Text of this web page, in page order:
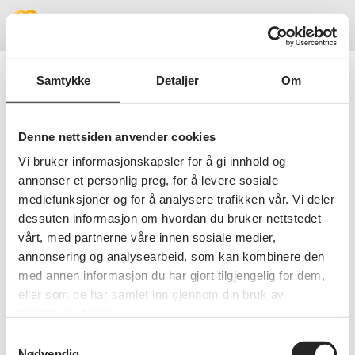
Samtykke Detaljer Om
Denne nettsiden anvender cookies
Vi bruker informasjonskapsler for å gi innhold og
annonser et personlig preg, for å levere sosiale
mediefunksjoner og for å analysere trafikken vår. Vi deler
dessuten informasjon om hvordan du bruker nettstedet
vårt, med partnerne våre innen sosiale medier,
annonsering og analysearbeid, som kan kombinere den
med annen informasjon du har gjort tilgjengelig for dem,
eller som de har samlet inn gjennom din bruk av
Meny
Beklager!
Vi fant ikke siden du lette etter, kanskje
du vil prøve å søke i stedet?
SØK PÅ NETTSIDEN